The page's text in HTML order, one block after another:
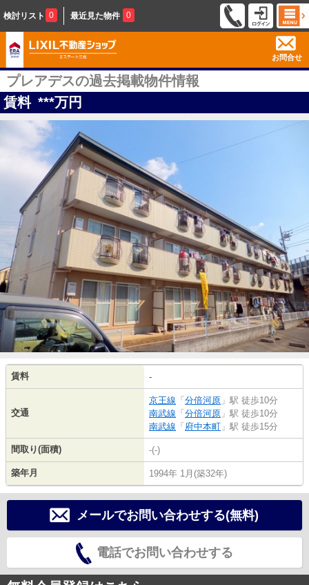
検討リスト 0 最近見た物件 0
お問合せ
プレアデスの過去掲載物件情報
賃料 ***万円
賃料 -
交通
京王線 「 分倍河原 」駅 徒歩10分
南武線 「 分倍河原 」駅 徒歩10分
南武線 「 府中本町 」駅 徒歩15分
間取り(面積) -(-)
築年月 1994年 1月(築32年)
メールでお問い合わせする(無料)
電話でお問い合わせする